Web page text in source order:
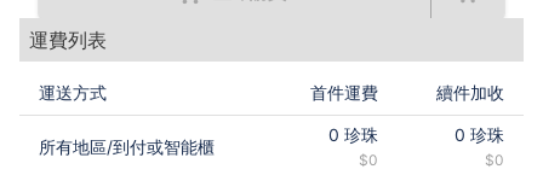
運費列表
運送方式 首件運費 續件加收
所有地區/到付或智能櫃
0 珍珠
$0
0 珍珠
$0